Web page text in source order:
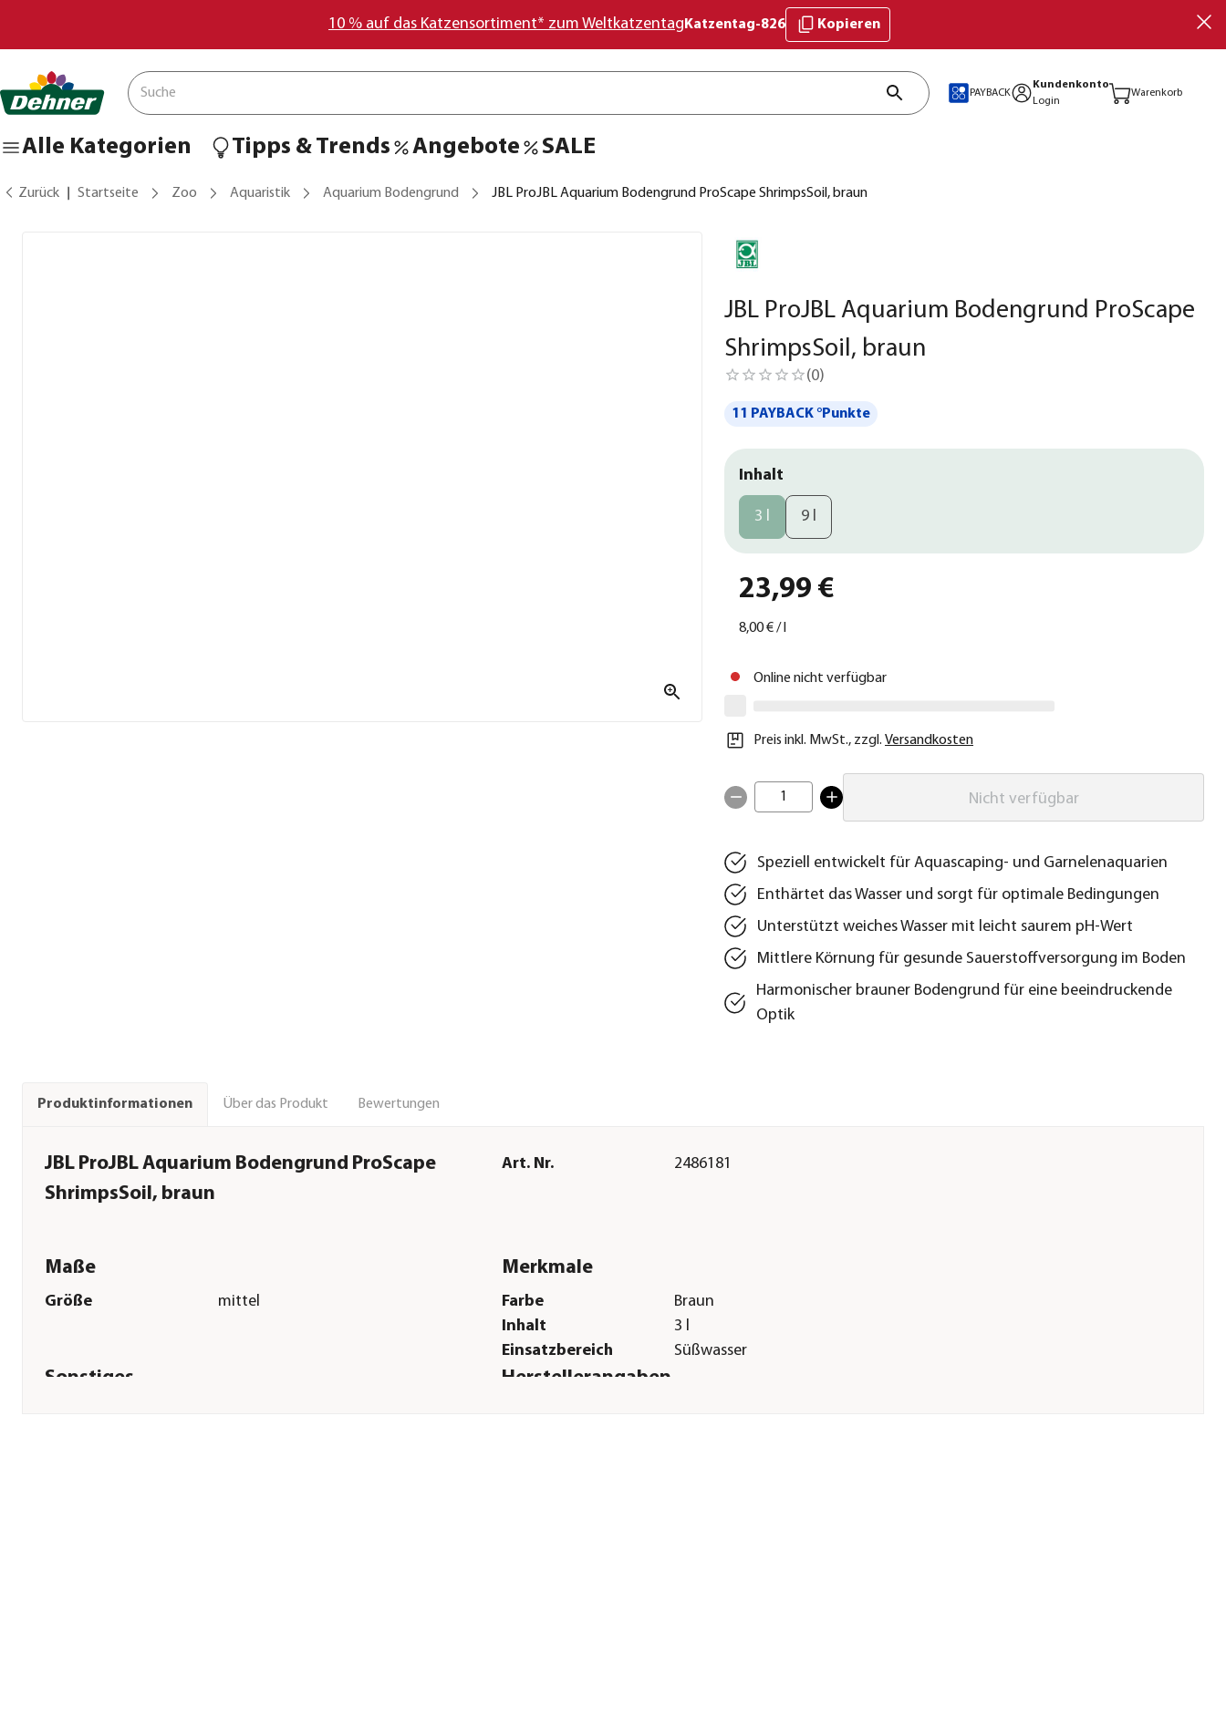
10 % auf das Katzensortiment* zum Weltkatzentag Katzentag-826 Kopieren
PAYBACK
Kundenkonto
Login
Warenkorb
Alle Kategorien Tipps & Trends Angebote SALE
Zurück Startseite Zoo Aquaristik Aquarium Bodengrund JBL ProJBL Aquarium Bodengrund ProScape ShrimpsSoil, braun
JBL ProJBL Aquarium Bodengrund ProScape
ShrimpsSoil, braun
(0)
11 PAYBACK °Punkte
Inhalt
3 l 9 l
23,99 €
8,00 €/
Online nicht verfügbar
Preis inkl. MwSt., zzgl. Versandkosten
1 Nicht verfügbar
Speziell entwickelt für Aquascaping- und Garnelenaquarien
Enthärtet das Wasser und sorgt für optimale Bedingungen
Unterstützt weiches Wasser mit leicht saurem pH-Wert
Mittlere Körnung für gesunde Sauerstoffversorgung im Boden
Harmonischer brauner Bodengrund für eine beeindruckende
Optik
Produktinformationen Über das Produkt Bewertungen
JBL ProJBL Aquarium Bodengrund ProScape
ShrimpsSoil, braun
Art. Nr. 2486181
Maße
Größe mittel
Merkmale
Farbe
Braun
Inhalt
3 l
Einsatzbereich
Süßwasser
Sonstiges Herstellerangaben